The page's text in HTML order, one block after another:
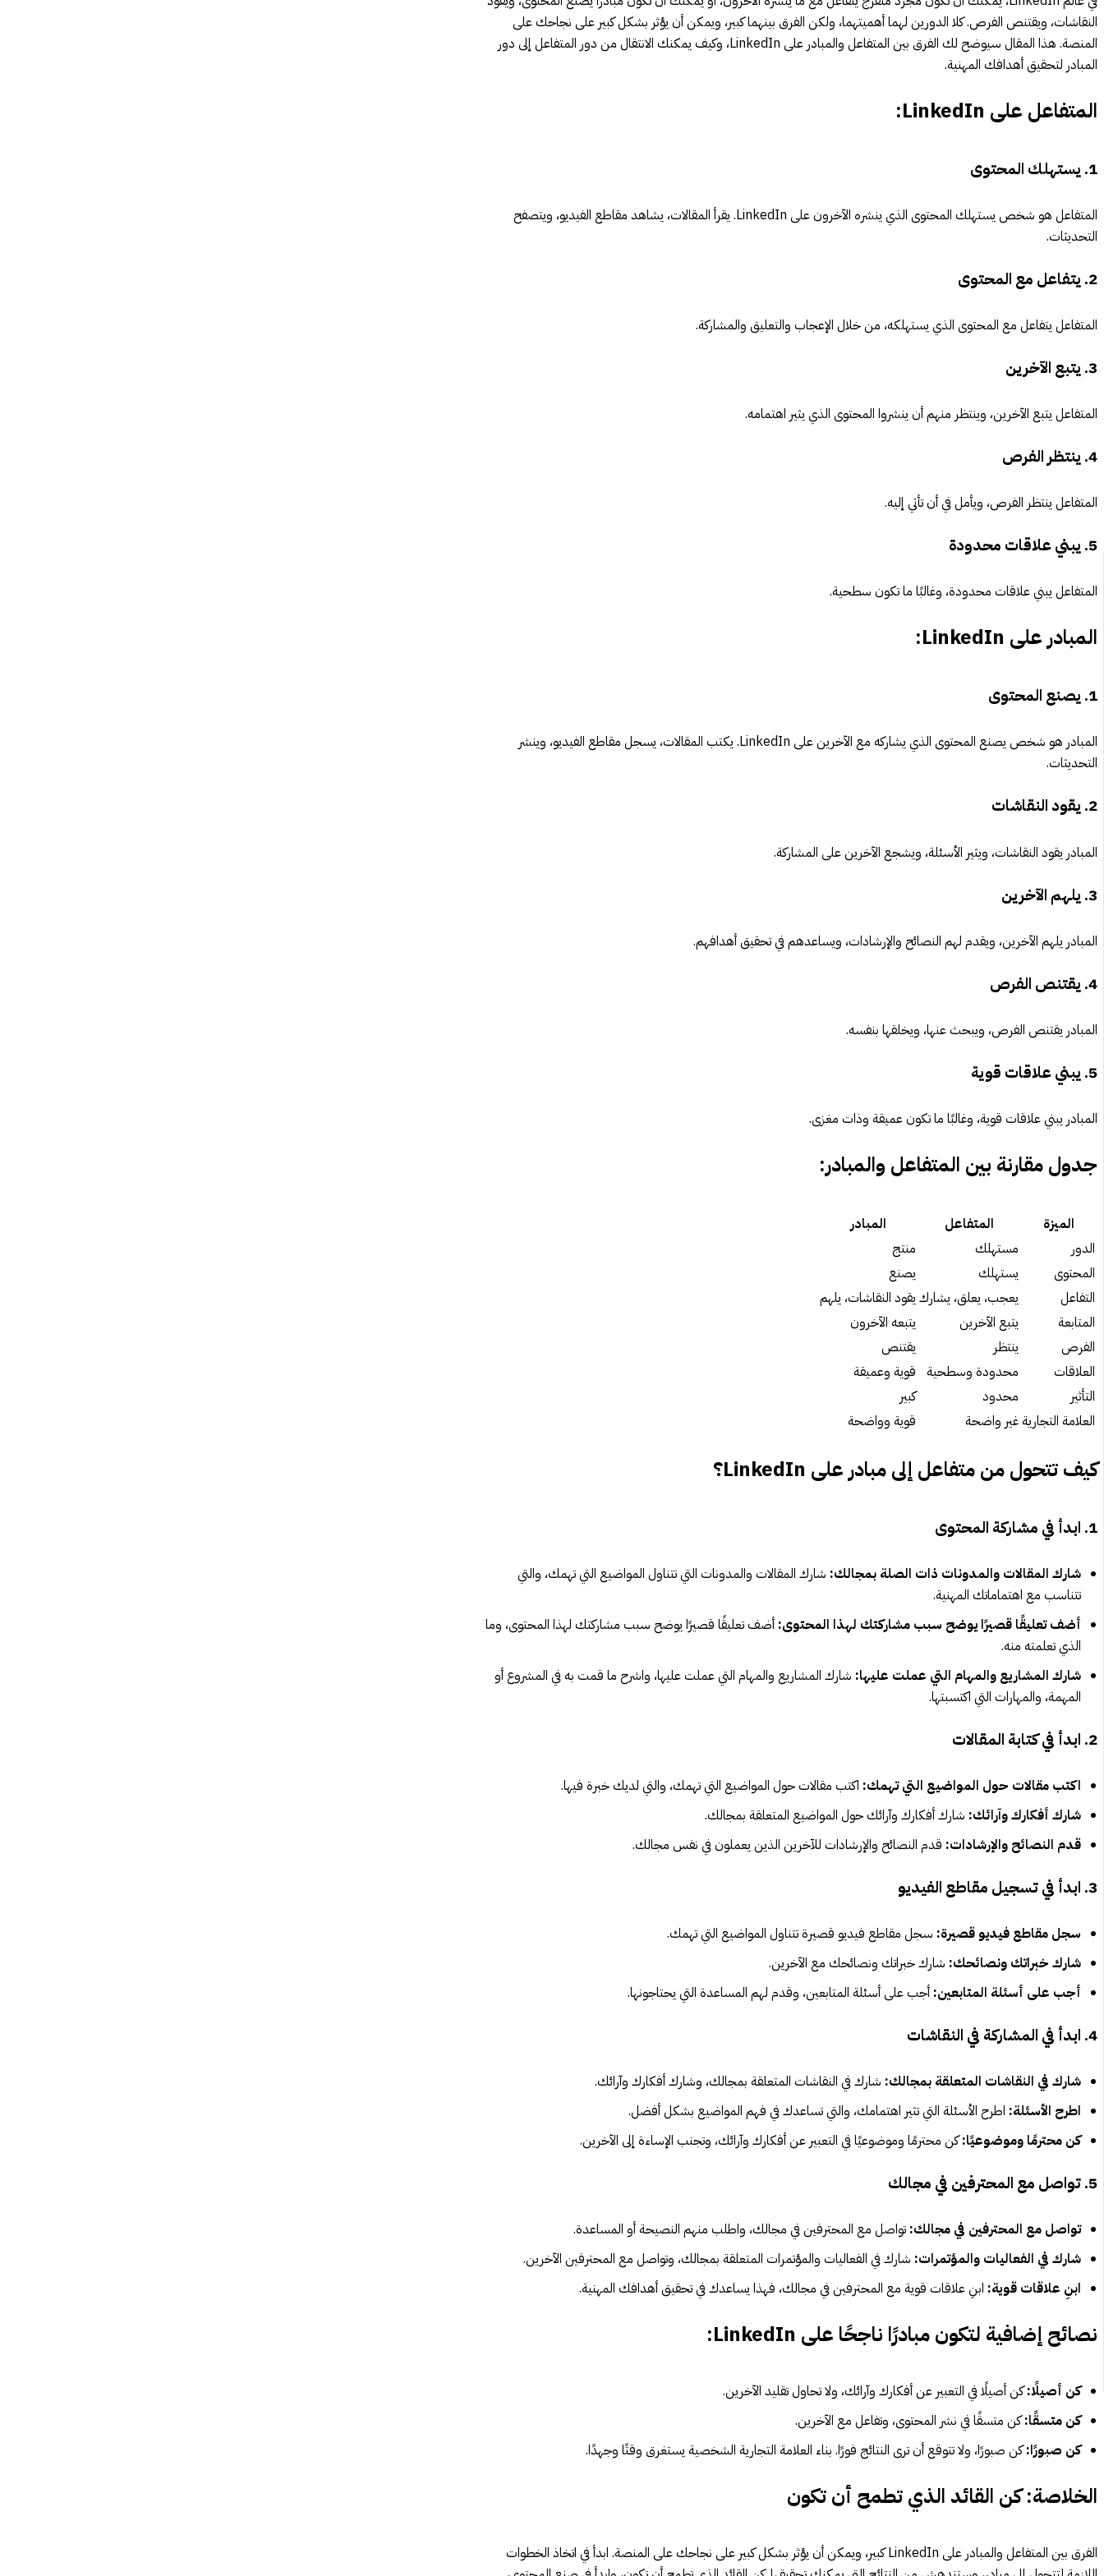
النقاشات، ويقتنص الفرص. كلا الدورين لهما أهميتهما، ولكن الفرق بينهما كبير، ويمكن أن يؤثر بشكل كبير على نجاحك على
المنصة. هذا المقال سيوضح لك الفرق بين المتفاعل والمبادر على LinkedIn، وكيف يمكنك الانتقال من دور المتفاعل إلى دور
المبادر لتحقيق أهدافك المهنية.
المتفاعل على LinkedIn:
1. يستهلك المحتوى
المتفاعل هو شخص يستهلك المحتوى الذي ينشره الآخرون على LinkedIn. يقرأ المقالات، يشاهد مقاطع الفيديو، ويتصفح
التحديثات.
2. يتفاعل مع المحتوى
المتفاعل يتفاعل مع المحتوى الذي يستهلكه، من خلال الإعجاب والتعليق والمشاركة.
3. يتبع الآخرين
المتفاعل يتبع الآخرين، وينتظر منهم أن ينشروا المحتوى الذي يثير اهتمامه.
4. ينتظر الفرص
المتفاعل ينتظر الفرص، ويأمل في أن تأتي إليه.
5. يبني علاقات محدودة
المتفاعل يبني علاقات محدودة، وغالبًا ما تكون سطحية.
المبادر على LinkedIn:
1. يصنع المحتوى
المبادر هو شخص يصنع المحتوى الذي يشاركه مع الآخرين على LinkedIn. يكتب المقالات، يسجل مقاطع الفيديو، وينشر
التحديثات.
2. يقود النقاشات
المبادر يقود النقاشات، ويثير الأسئلة، ويشجع الآخرين على المشاركة.
3. يلهم الآخرين
المبادر يلهم الآخرين، ويقدم لهم النصائح والإرشادات، ويساعدهم في تحقيق أهدافهم.
4. يقتنص الفرص
المبادر يقتنص الفرص، ويبحث عنها، ويخلقها بنفسه.
5. يبني علاقات قوية
المبادر يبني علاقات قوية، وغالبًا ما تكون عميقة وذات مغزى.
جدول مقارنة بين المتفاعل والمبادر:
الميزة المتفاعل
المبادر
الدور
مستهلك
منتج
المحتوى
يستهلك
يصنع
التفاعل
يعجب، يعلق، يشارك يقود النقاشات، يلهم
المتابعة
يتبع الآخرين
يتبعه الآخرون
الفرص
ينتظر
يقتنص
العلاقات
محدودة وسطحية
قوية وعميقة
التأثير
محدود
كبير
العلامة التجارية غير واضحة قوية وواضحة
كيف تتحول من متفاعل إلى مبادر على LinkedIn؟
1. ابدأ في مشاركة المحتوى
شارك المقالات والمدونات ذات الصلة بمجالك: شارك المقالات والمدونات التي تتناول المواضيع التي تهمك، والتي
تتناسب مع اهتماماتك المهنية.
أضف تعليقًا قصيرًا يوضح سبب مشاركتك لهذا المحتوى: أضف تعليقًا قصيرًا يوضح سبب مشاركتك لهذا المحتوى، وما
الذي تعلمته منه.
شارك المشاريع والمهام التي عملت عليها: شارك المشاريع والمهام التي عملت عليها، واشرح ما قمت به في المشروع أو
المهمة، والمهارات التي اكتسبتها.
2. ابدأ في كتابة المقالات
اكتب مقالات حول المواضيع التي تهمك: اكتب مقالات حول المواضيع التي تهمك، والتي لديك خبرة فيها.
شارك أفكارك وآرائك: شارك أفكارك وآرائك حول المواضيع المتعلقة بمجالك.
قدم النصائح والإرشادات: قدم النصائح والإرشادات للآخرين الذين يعملون في نفس مجالك.
3. ابدأ في تسجيل مقاطع الفيديو
سجل مقاطع فيديو قصيرة: سجل مقاطع فيديو قصيرة تتناول المواضيع التي تهمك.
شارك خبراتك ونصائحك: شارك خبراتك ونصائحك مع الآخرين.
أجب على أسئلة المتابعين: أجب على أسئلة المتابعين، وقدم لهم المساعدة التي يحتاجونها.
4. ابدأ في المشاركة في النقاشات
شارك في النقاشات المتعلقة بمجالك: شارك في النقاشات المتعلقة بمجالك، وشارك أفكارك وآرائك.
اطرح الأسئلة: اطرح الأسئلة التي تثير اهتمامك، والتي تساعدك في فهم المواضيع بشكل أفضل.
كن محترمًا وموضوعيًا:كن محترمًا وموضوعيًا في التعبير عن أفكارك وآرائك، وتجنب الإساءة إلى الآخرين.
5. تواصل مع المحترفين في مجالك
تواصل مع المحترفين في مجالك: تواصل مع المحترفين في مجالك، واطلب منهم النصيحة أو المساعدة.
شارك في الفعاليات والمؤتمرات: شارك في الفعاليات والمؤتمرات المتعلقة بمجالك، وتواصل مع المحترفين الآخرين.
ابنِ علاقات قوية: ابنِ علاقات قوية مع المحترفين في مجالك، فهذا يساعدك في تحقيق أهدافك المهنية.
نصائح إضافية لتكون مبادرًا ناجحًا على LinkedIn:
كن أصيلًا:كن أصيلًا في التعبير عن أفكارك وآرائك، ولا تحاول تقليد الآخرين.
كن متسقًا:كن متسقًا في نشر المحتوى، وتفاعل مع الآخرين.
كن صبورًا:كن صبورًا، ولا تتوقع أن ترى النتائج فورًا. بناء العلامة التجارية الشخصية يستغرق وقتًا وجهدًا.
الخلاصة: كن القائد الذي تطمح أن تكون
الفرق بين المتفاعل والمبادر على LinkedIn كبير، ويمكن أن يؤثر بشكل كبير على نجاحك على المنصة. ابدأ في اتخاذ الخطوات